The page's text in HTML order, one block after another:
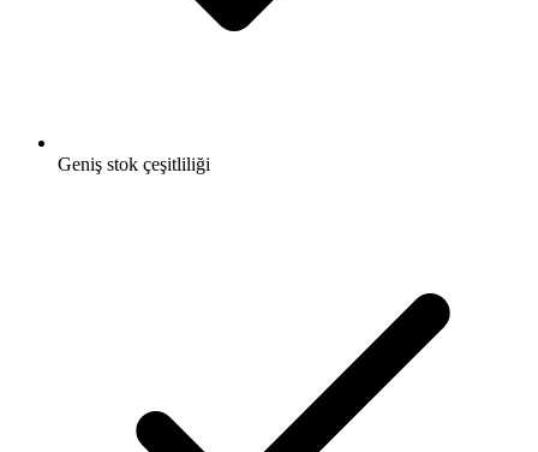
Geniş stok çeşitliliği